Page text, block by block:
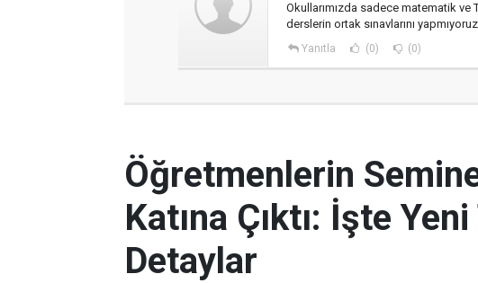
Okullarımızda sadece matematik
derslerin ortak sınavlarını
Yanıtla (0) (0)
Öğretmenlerin
Katına Çıktı: İşte
Detaylar